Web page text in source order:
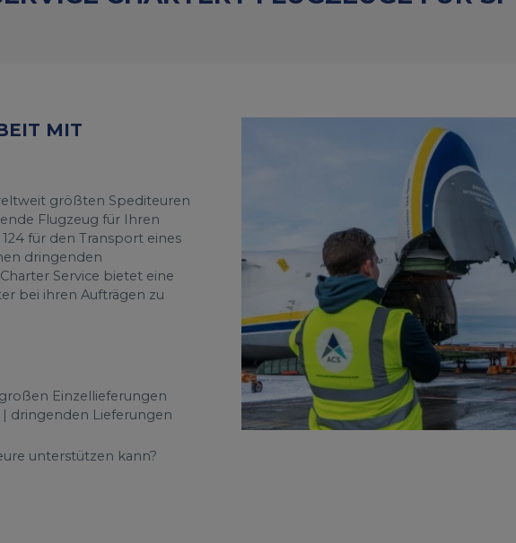
MIT
größten Spediteuren
Flugzeug für Ihren
für den Transport eines
dringenden
Service bietet eine
bei ihren Aufträgen zu
Einzellieferungen
dringenden Lieferungen
unterstützen kann?